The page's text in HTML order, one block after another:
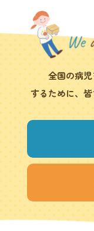
全国の病
するために、